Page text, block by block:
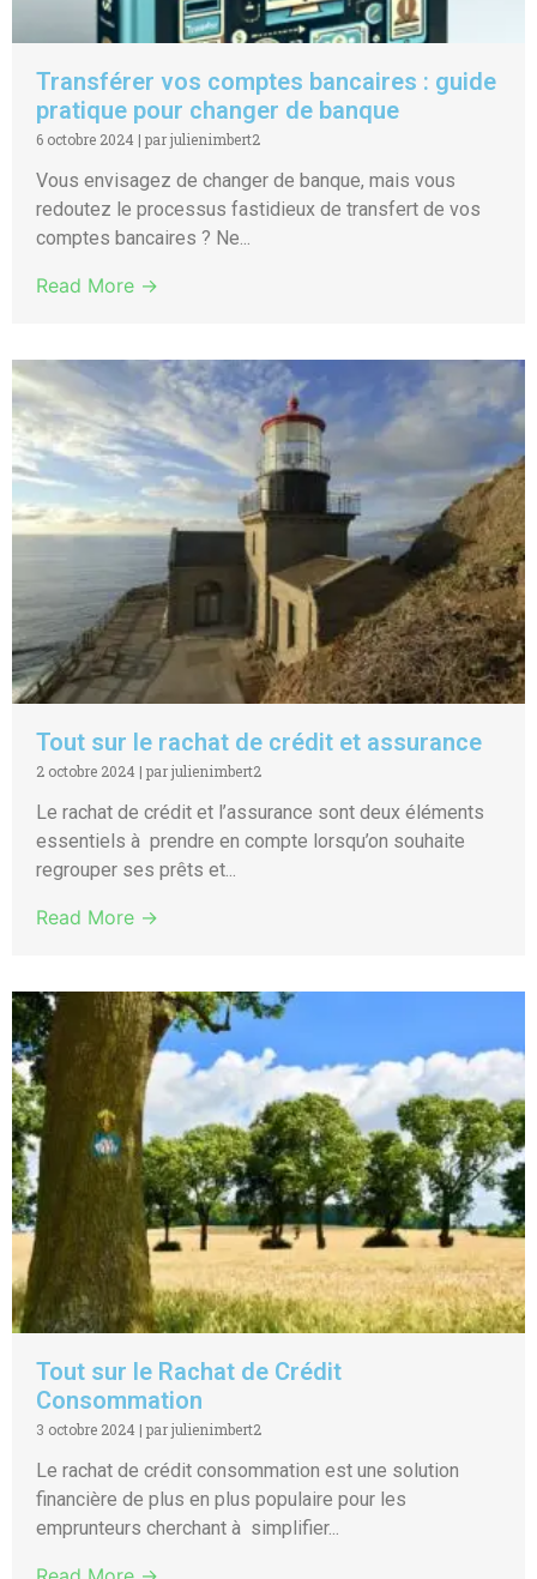
Transférer vos comptes bancaires : guide
pratique pour changer de banque
6 octobre 2024 | par julienimbert2
Vous envisagez de changer de banque, mais vous
redoutez le processus fastidieux de transfert de vos
comptes bancaires ? Ne...
Read More →
Tout sur le rachat de crédit et assurance
2 octobre 2024 | par julienimbert2
Le rachat de crédit et l’assurance sont deux éléments
essentiels à prendre en compte lorsqu’on souhaite
regrouper ses prêts et...
Read More →
Tout sur le Rachat de Crédit
Consommation
3 octobre 2024 | par julienimbert2
Le rachat de crédit consommation est une solution
financière de plus en plus populaire pour les
emprunteurs cherchant à simplifier...